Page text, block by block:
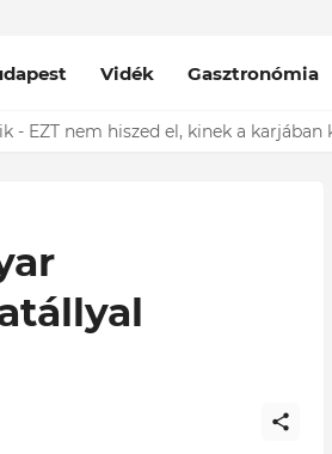
Vidék Gasztronómia
EZT nem hiszed el, kinek a karjában